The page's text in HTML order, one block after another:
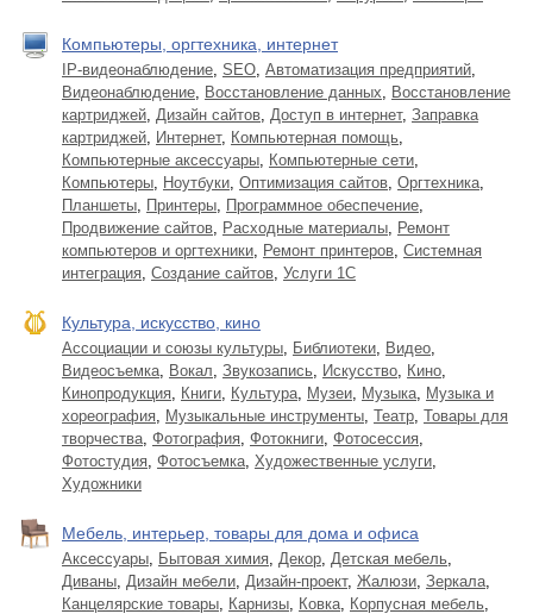
Компьютеры, оргтехника, интернет
IP-видеонаблюдение, SEO, Автоматизация предприятий,
Видеонаблюдение, Восстановление данных, Восстановление
картриджей, Дизайн сайтов, Доступ в интернет, Заправка
картриджей, Интернет, Компьютерная помощь,
Компьютерные аксессуары, Компьютерные сети,
Компьютеры, Ноутбуки, Оптимизация сайтов, Оргтехника,
Планшеты, Принтеры, Программное обеспечение,
Продвижение сайтов, Расходные материалы, Ремонт
компьютеров и оргтехники, Ремонт принтеров, Системная
интеграция, Создание сайтов, Услуги 1С
Культура, искусство, кино
Ассоциации и союзы культуры, Библиотеки, Видео,
Видеосъемка, Вокал, Звукозапись, Искусство, Кино,
Кинопродукция, Книги, Культура, Музеи, Музыка, Музыка и
хореография, Музыкальные инструменты, Театр, Товары для
творчества, Фотография, Фотокниги, Фотосессия,
Фотостудия, Фотосъемка, Художественные услуги,
Художники
Мебель, интерьер, товары для дома и офиса
Аксессуары, Бытовая химия, Декор, Детская мебель,
Диваны, Дизайн мебели, Дизайн-проект, Жалюзи, Зеркала,
Канцелярские товары, Карнизы, Ковка, Корпусная мебель,